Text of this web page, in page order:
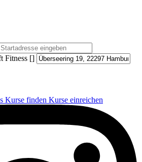
Fitness []
Kurse finden Kurse einreichen